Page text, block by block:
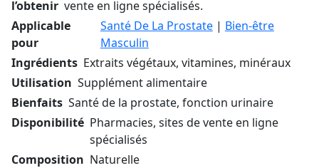
l’obtenir vente en ligne spécialisés.
Applicable
pour
Santé De La Prostate| Bien-être
Masculin
Ingrédients Extraits végétaux, vitamines, minéraux
Utilisation Supplément alimentaire
Bienfaits Santé de la prostate, fonction urinaire
Disponibilité Pharmacies, sites de vente en ligne
spécialisés
Composition Naturelle